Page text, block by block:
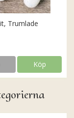
Trumlade
Köp